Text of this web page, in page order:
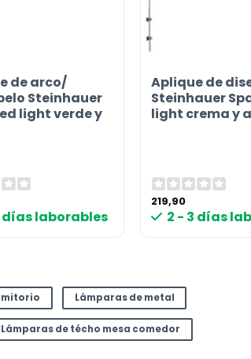
de arco/
Steinhauer
light verde y
días laborables
Aplique de
Steinhauer
light crema y
219,90
2 - 3 días
Lámparas de metal
Lámparas de técho mesa comedor